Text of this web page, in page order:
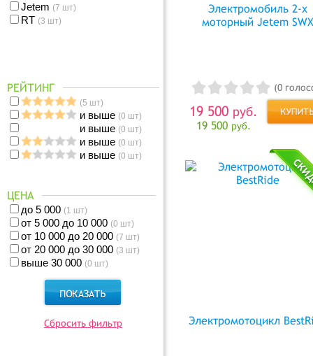
Jetem (7 шт)
RT (3 шт)
РЕЙТИНГ
(5 шт)
и выше (0 шт)
и выше (0 шт)
и выше (0 шт)
и выше (0 шт)
ЦЕНА
до 5 000 (1 шт)
от 5 000 до 10 000 (0 шт)
от 10 000 до 20 000 (7 шт)
от 20 000 до 30 000 (3 шт)
выше 30 000 (0 шт)
Сбросить фильтр
Электромобиль 2-х
моторный Jetem SWX
(0
19 500 руб.
19 500 руб.
Электромотоцикл